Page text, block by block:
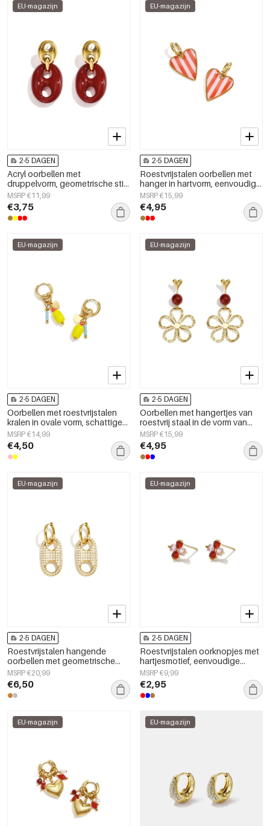
EU-magazijn
2-5 DAGEN
Acryl oorbellen met
druppelvorm, geometrische stijl,
casual, alledaags, eenvoudige
serie, dames sieraden
MSRP €11,99
€3,75
EU-magazijn
2-5 DAGEN
Roestvrijstalen oorbellen met
hanger in hartvorm, eenvoudige
dagelijkse serie, damessieraden
MSRP €15,99
€4,95
EU-magazijn
2-5 DAGEN
Oorbellen met roestvrijstalen
kralen in ovale vorm, schattige
en eenvoudige serie voor
dagelijks gebruik,
damessieraden
MSRP €14,99
€4,50
EU-magazijn
2-5 DAGEN
Oorbellen met hangertjes van
roestvrij staal in de vorm van
een bloem uit de Daily Simple-
serie voor dames.
MSRP €15,99
€4,95
EU-magazijn
2-5 DAGEN
Roestvrijstalen hangende
oorbellen met geometrische
vorm, eenvoudige, alledaagse
serie, damessieraden
MSRP €20,99
€6,50
EU-magazijn
2-5 DAGEN
Roestvrijstalen oorknopjes met
hartjesmotief, eenvoudige
dagelijkse sieraden uit de
Simple Series voor dames.
MSRP €9,99
€2,95
EU-magazijn EU-magazijn